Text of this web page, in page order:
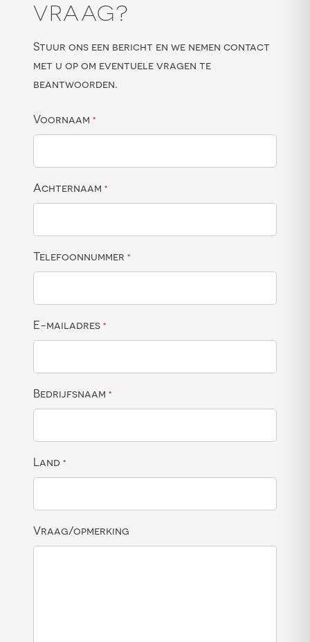
VRAAG?
Stuur ons een bericht en we nemen contact
met u op om eventuele vragen te
beantwoorden.
Voornaam *
Achternaam *
Telefoonnummer *
E-mailadres *
Bedrijfsnaam *
Land *
Vraag/opmerking